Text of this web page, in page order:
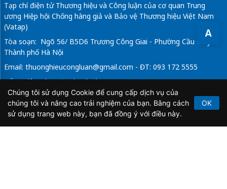
A
Tạp chí điện tử Thương hiệu và Công luận của cơ quan Trung
ương Hiệp hội Chống hàng giả và Bảo vệ Thương hiệu Việt Nam
(Vatap)
Tòa soạn: Ngõ 56/ B5D6 Trương Công Giai - Phường Cầu Giấy -
Thành phố Hà Nội
Email: thuonghieucongluan@gmail.com - ĐT: 093 172 5555
Tổng Biên Tập: Vũ Đức Thuận
Giấy phép hoạt động báo chí điện tử số 64/GP-BTTTT do Bộ
Thông tin và Truyền thông cấp ngày 21/2/2020.
Chúng tôi sử dụng Cookie để cung cấp dịch vụ của
chúng tôi và nâng cao trải nghiệm của bạn. Bằng cách
sử dụng trang web này, bạn đã đồng ý với điều này.
OK